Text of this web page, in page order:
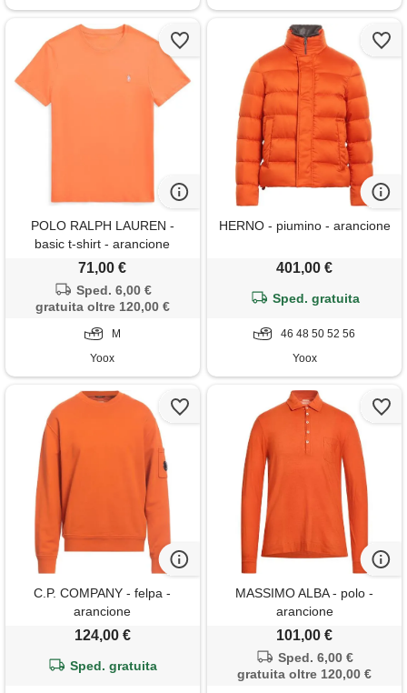
POLO RALPH LAUREN -
basic t-shirt - arancione
71,00 €
Sped. 6,00 €
gratuita oltre 120,00 €
M
Yoox
HERNO - piumino - arancione
401,00 €
Sped. gratuita
46 48 50 52 56
Yoox
C.P. COMPANY - felpa -
arancione
124,00 €
Sped. gratuita
MASSIMO ALBA - polo -
arancione
101,00 €
Sped. 6,00 €
gratuita oltre 120,00 €